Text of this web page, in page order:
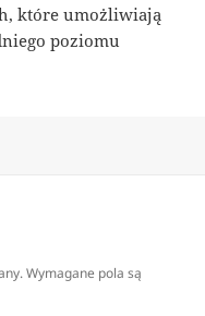
które umożliwiają
poziomu
Wymagane pola są